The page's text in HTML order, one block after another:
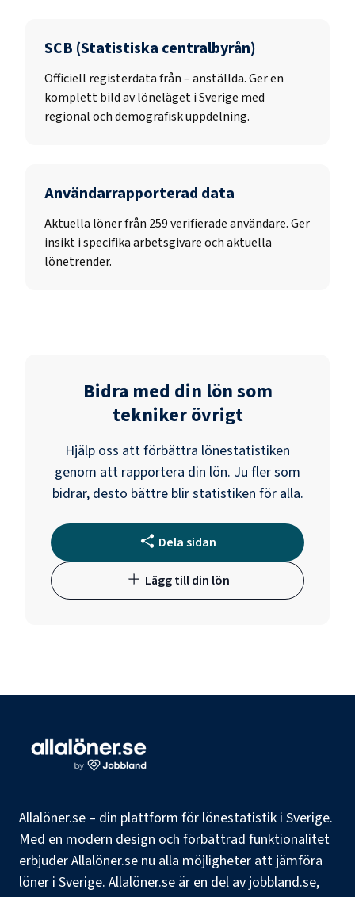
SCB (Statistiska centralbyrån)
Officiell registerdata från–anställda. Ger en
komplett bild av löneläget i Sverige med
regional och demografisk uppdelning.
Användarrapporterad data
Aktuella löner från 259 verifierade användare. Ger
insikt i specifika arbetsgivare och aktuella
lönetrender.
Bidra med din lön som
tekniker övrigt
Hjälp oss att förbättra lönestatistiken
genom att rapportera din lön. Ju fler som
bidrar, desto bättre blir statistiken för alla.
Dela sidan
Lägg till din lön
Allalöner.se – din plattform för lönestatistik i Sverige.
Med en modern design och förbättrad funktionalitet
erbjuder Allalöner.se nu alla möjligheter att jämföra
löner i Sverige. Allalöner.se är en del av jobbland.se,